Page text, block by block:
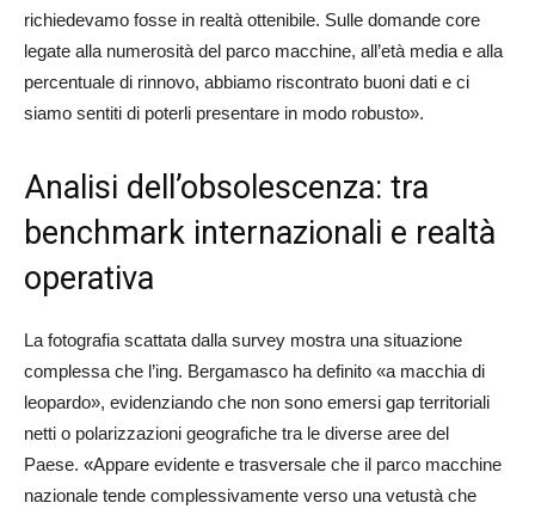
richiedevamo fosse in realtà ottenibile. Sulle domande core
legate alla numerosità del parco macchine, all’età media e alla
percentuale di rinnovo, abbiamo riscontrato buoni dati e ci
siamo sentiti di poterli presentare in modo robusto».
Analisi dell’obsolescenza: tra
benchmark internazionali e realtà
operativa
La fotografia scattata dalla survey mostra una situazione
complessa che l’ing. Bergamasco ha definito «a macchia di
leopardo», evidenziando che non sono emersi gap territoriali
netti o polarizzazioni geografiche tra le diverse aree del
Paese. «Appare evidente e trasversale che il parco macchine
nazionale tende complessivamente verso una vetustà che